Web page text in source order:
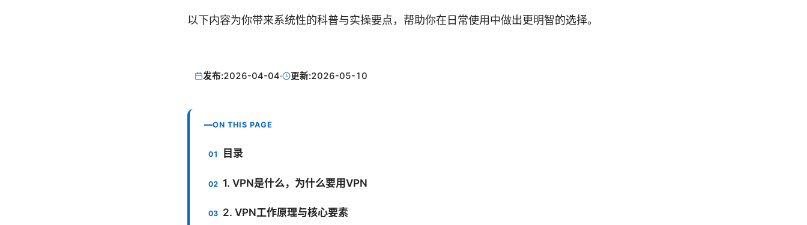
以下内容为你带来系统性的科普与实操要点，帮助你在日常使用中做出更明智的选择。
发布:2026-04-04· 更新:2026-05-10
ON THIS PAGE
目录
1. VPN是什么，为什么要用VPN
2. VPN工作原理与核心要素